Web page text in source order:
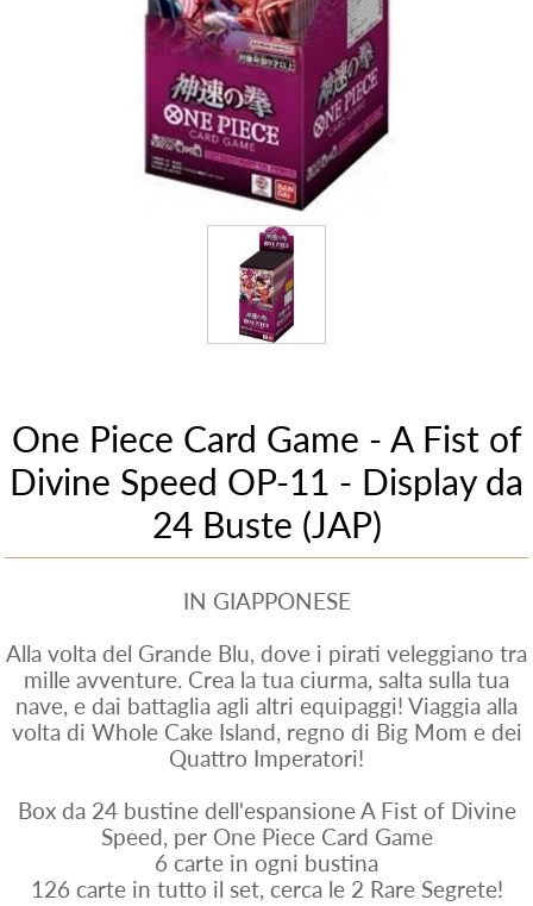
One Piece Card Game - A Fist of
Divine Speed OP-11 - Display da
24 Buste (JAP)
IN GIAPPONESE
Alla volta del Grande Blu, dove i pirati veleggiano tra
mille avventure. Crea la tua ciurma, salta sulla tua
nave, e dai battaglia agli altri equipaggi! Viaggia alla
volta di Whole Cake Island, regno di Big Mom e dei
Quattro Imperatori!
Box da 24 bustine dell'espansione A Fist of Divine
Speed, per One Piece Card Game
6 carte in ogni bustina
126 carte in tutto il set, cerca le 2 Rare Segrete!